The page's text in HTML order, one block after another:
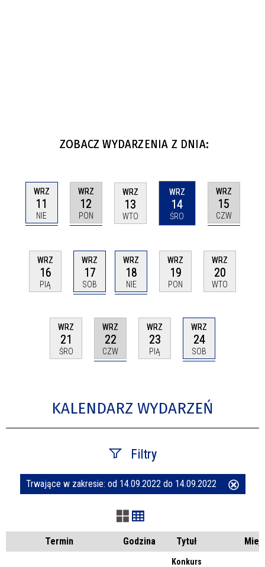
ZOBACZ WYDARZENIA Z DNIA:
WRZ
11
NIE
WRZ
12
PON
WRZ
13
WTO
WRZ
14
ŚRO
WRZ
15
CZW
WRZ
16
PIĄ
WRZ
17
SOB
WRZ
18
NIE
WRZ
19
PON
WRZ
20
WTO
WRZ
21
ŚRO
WRZ
22
CZW
WRZ
23
PIĄ
WRZ
24
SOB
KALENDARZ WYDARZEŃ
Filtry
Szukana fraza
Kategoria
Trwające w zakresie: od 14.09.2022 do 14.09.2022
Termin Godzina Tytuł
Konkurs